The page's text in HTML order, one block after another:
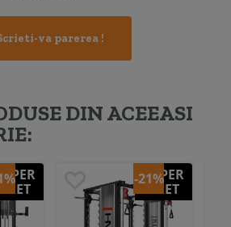
va parerea !
DIN ACEEASI
PRET
SUPER
PRET
-21%